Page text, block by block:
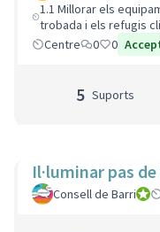
1.1 Millorar els
trobada i els refugis
Centre
0 0
5 Suports
Il·luminar pas
Consell de Barri